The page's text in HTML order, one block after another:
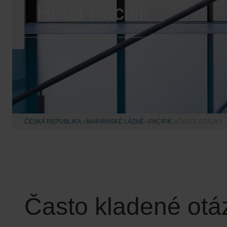
Hotel Pacifik
ČESKÁ REPUBLIKA MARIÁNSKÉ LÁZNĚ PACIFIK
Často kladené